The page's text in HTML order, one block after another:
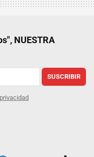
NUESTRA
SUSCRIBIR